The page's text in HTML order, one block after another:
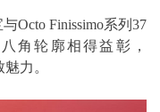
Octo Finissimo系列37
角轮廓相得益彰，
力。